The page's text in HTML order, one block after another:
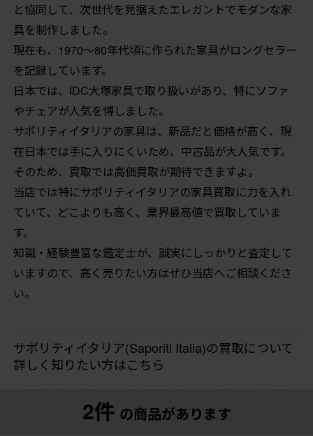
と協同して、次世代を見据えたエレガントでモダンな家
具を制作しました。
現在も、1970〜80年代頃に作られた家具がロングセラー
を記録しています。
日本では、IDC大塚家具で取り扱いがあり、特にソファ
やチェアが人気を博しました。
サポリティイタリアの家具は、新品だと価格が高く、現
在日本では手に入りにくいため、中古品が大人気です。
そのため、買取では高価買取が期待できますよ。
当店では特にサポリティイタリアの家具買取に力を入れ
ていて、どこよりも高く、業界最高値で買取していま
す。
知識・経験豊富な鑑定士が、誠実にしっかりと査定して
いますので、高く売りたい方はぜひ当店へご相談くださ
い。
サポリティイタリア(Saporiti Italia)の買取について
詳しく知りたい方はこちら
2件 の商品があります